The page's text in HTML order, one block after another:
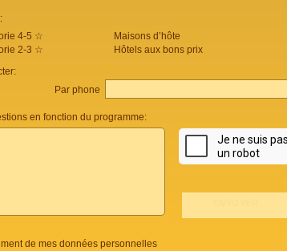
4-5 ☆
2-3 ☆
Maisons d’hôte
Hôtels aux bons prix
Par phone
en fonction du programme:
de mes données personnelles